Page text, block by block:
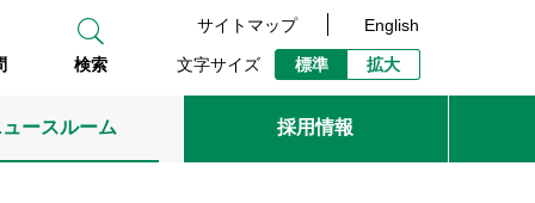
検索
サイトマップ English
文字サイズ 標準 拡大
ースルーム 採用情報